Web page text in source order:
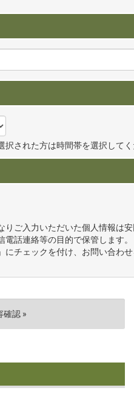
択された方は時間帯を選択して
りご入力いただいた個人情報は
電話連絡等の目的で保管します
にチェックを付け、お問い合わ